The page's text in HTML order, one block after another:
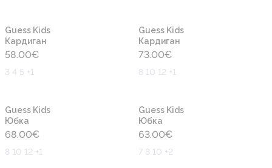
Guess Kids
Кардиган
58.00€
3 4 5 +1
Guess Kids
Кардиган
73.00€
8 10 12 +1
Guess Kids
Юбка
68.00€
8 10 12 +1
Guess Kids
Юбка
63.00€
7 8 10 +2